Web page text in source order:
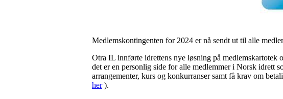
Medlemskontingenten for 2024 er nå sendt ut til alle
Otra IL innførte idrettens nye løsning på
det er en personlig side for alle medlemmer i Norsk idrett
arrangementer, kurs og konkurranser samt få krav om
her).